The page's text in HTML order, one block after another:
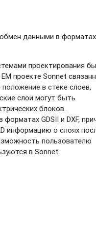
данными в форматах
проектирования
проекте Sonnet
в стеке слоев,
слои могут быть
блоков.
GDSII и DXF,
информацию о слоях
пользователю
в Sonnet.